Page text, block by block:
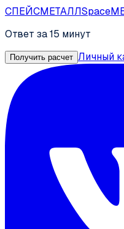
СПЕЙСМЕТАЛЛ
Ответ за 15 минут
Получить расчет Личный